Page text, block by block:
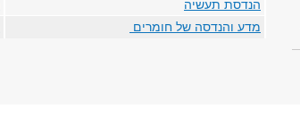
הנדסת תעשיה
מדע והנדסה של חומרים